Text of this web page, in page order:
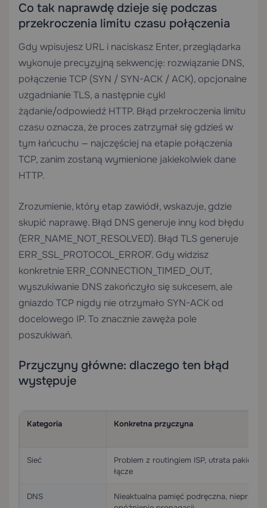
Co tak naprawdę dzieje się podczas
przekroczenia limitu czasu połączenia
Gdy wpisujesz URL i naciskasz Enter, przeglądarka
wykonuje precyzyjną sekwencję: rozwiązanie DNS,
połączenie TCP (SYN / SYN-ACK / ACK), opcjonalne
uzgadnianie TLS, a następnie cykl
żądanie/odpowiedź HTTP. Błąd przekroczenia limitu
czasu oznacza, że proces zatrzymał się gdzieś w
tym łańcuchu — najczęściej na etapie połączenia
TCP, zanim zostaną wymienione jakiekolwiek dane
HTTP.
Zrozumienie, który etap zawiódł, wskazuje, gdzie
skupić naprawę. Błąd DNS generuje inny kod błędu
(`ERR_NAME_NOT_RESOLVED`). Błąd TLS generuje
`ERR_SSL_PROTOCOL_ERROR`. Gdy widzisz
konkretnie `ERR_CONNECTION_TIMED_OUT`,
wyszukiwanie DNS zakończyło się sukcesem, ale
gniazdo TCP nigdy nie otrzymało SYN-ACK od
docelowego IP. To znacznie zawęża pole
poszukiwań.
Przyczyny główne: dlaczego ten błąd
występuje
Kategoria Konkretna przyczyna
Sieć
Problem z routingiem ISP, utrata
łącze
DNS
Nieaktualna pamięć podręczna,